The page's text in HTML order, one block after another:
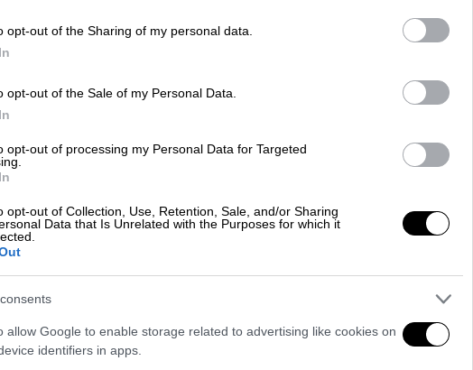
opt-out of the Sharing of my personal data.
opt-out of the Sale of my Personal Data.
opt-out of processing my Personal Data for Targeted
opt-out of Collection, Use, Retention, Sale, and/or Sharing
Data that Is Unrelated with the Purposes for which it
allow Google to enable storage related to advertising like cookies on
identifiers in apps.
αυτοκίνητο με επιβάτη τον Ζίγια
Στήριξη της Ε.Ε. στην Ουκρανία
με… παραφωνίες – Γιατί η κόντρα
στις σχέσεις Ευρώπης - ΗΠΑ
διάρκεια της Συνόδου Κορυφής, την
οποία συγκαλεί ο Βρετανός
πρωθυπουργός, Κιρ Στάρμερ, στο
Λονδίνο